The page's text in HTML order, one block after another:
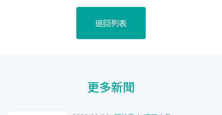
返回列表
更多新聞